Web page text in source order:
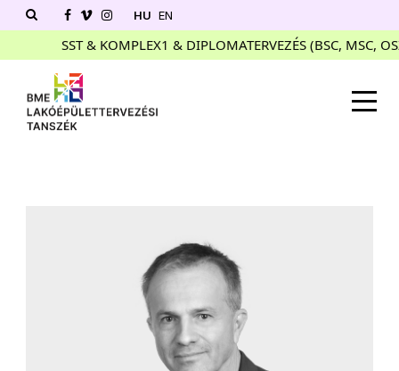
HU EN
SST & KOMPLEX1 & DIPLOMATERVEZÉS (BSC, MSC,